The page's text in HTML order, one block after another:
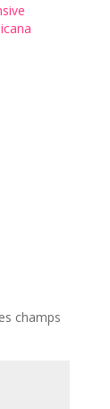
champs